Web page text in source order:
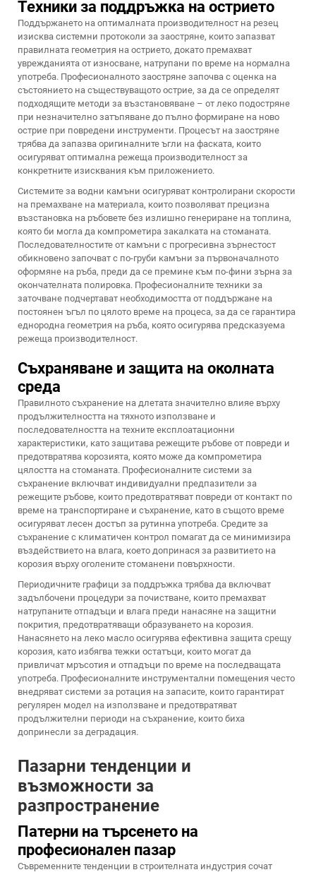
Техники за поддръжка на острието
Поддържането на оптималната производителност на резец
изисква системни протоколи за заостряне, които запазват
правилната геометрия на острието, докато премахват
уврежданията от износване, натрупани по време на нормална
употреба. Професионалното заостряне започва с оценка на
състоянието на съществуващото острие, за да се определят
подходящите методи за възстановяване – от леко подостряне
при незначително затъпяване до пълно формиране на ново
острие при повредени инструменти. Процесът на заостряне
трябва да запазва оригиналните ъгли на фаската, които
осигуряват оптимална режеща производителност за
конкретните изисквания към приложението.
Системите за водни камъни осигуряват контролирани скорости
на премахване на материала, които позволяват прецизна
възстановка на ръбовете без излишно генериране на топлина,
която би могла да компрометира закалката на стоманата.
Последователностите от камъни с прогресивна зърнестост
обикновено започват с по-груби камъни за първоначалното
оформяне на ръба, преди да се премине към по-фини зърна за
окончателната полировка. Професионалните техники за
заточване подчертават необходимостта от поддържане на
постоянен ъгъл по цялото време на процеса, за да се гарантира
еднородна геометрия на ръба, която осигурява предсказуема
режеща производителност.
Съхраняване и защита на околната
среда
Правилното съхранение на длетата значително влияе върху
продължителността на тяхното използване и
последователността на техните експлоатационни
характеристики, като защитава режещите ръбове от повреди и
предотвратява корозията, която може да компрометира
цялостта на стоманата. Професионалните системи за
съхранение включват индивидуални предпазители за
режещите ръбове, които предотвратяват повреди от контакт по
време на транспортиране и съхранение, като в същото време
осигуряват лесен достъп за рутинна употреба. Средите за
съхранение с климатичен контрол помагат да се минимизира
въздействието на влага, което допринася за развитието на
корозия върху оголените стоманени повърхности.
Периодичните графици за поддръжка трябва да включват
задълбочени процедури за почистване, които премахват
натрупаните отпадъци и влага преди нанасяне на защитни
покрития, предотвратяващи образуването на корозия.
Нанасянето на леко масло осигурява ефективна защита срещу
корозия, като избягва тежки остатъци, които могат да
привличат мръсотия и отпадъци по време на последващата
употреба. Професионалните инструментални помещения често
внедряват системи за ротация на запасите, които гарантират
регулярен модел на използване и предотвратяват
продължителни периоди на съхранение, които биха
допринесли за деградация.
Пазарни тенденции и
възможности за
разпространение
Патерни на търсенето на
професионален пазар
Съвременните тенденции в строителната индустрия сочат